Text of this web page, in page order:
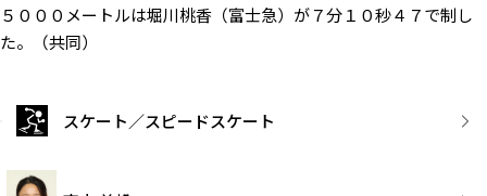
５０００メートルは堀川桃香（富士急）が７分１０秒４７で制し
た。（共同）
スケート／スピードスケート